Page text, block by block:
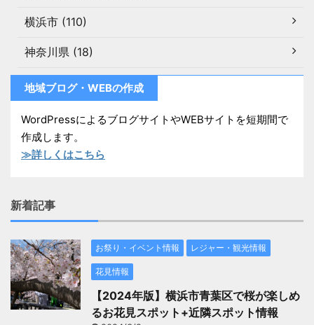
横浜市 (110)
神奈川県 (18)
地域ブログ・WEBの作成
WordPressによるブログサイトやWEBサイトを短期間で
作成します。
≫詳しくはこちら
新着記事
お祭り・イベント情報 レジャー・観光情報
花見情報
【2024年版】横浜市青葉区で桜が楽しめ
るお花見スポット+近隣スポット情報